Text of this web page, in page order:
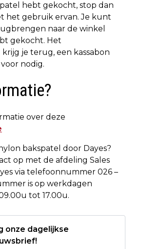
hebt gekocht, stop dan
het gebruik ervan. Je kunt
naar de winkel
gekocht. Het
je terug, een kassabon
nodig.
over deze
bakspatel door Dayes?
op met de afdeling Sales
via telefoonnummer 026 –
is op werkdagen
tot 17.00u.
onze dagelijkse